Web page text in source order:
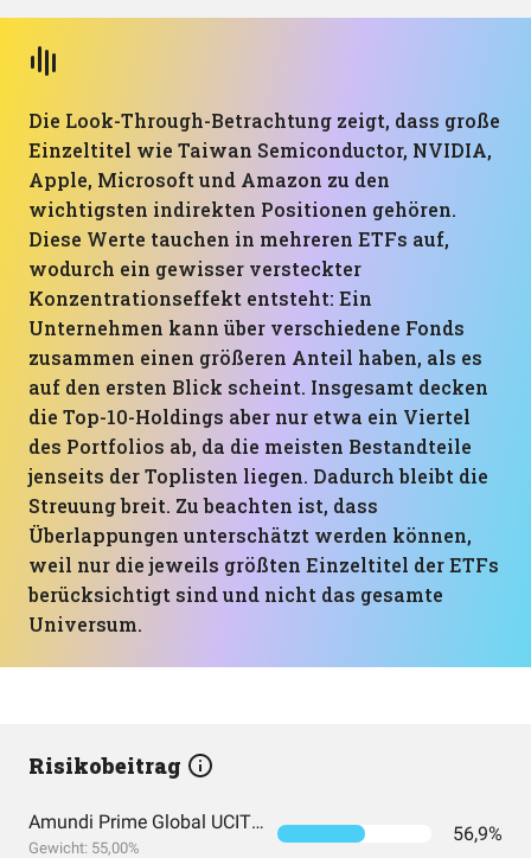
Die Look-Through-Betrachtung zeigt, dass große
Einzeltitel wie Taiwan Semiconductor, NVIDIA,
Apple, Microsoft und Amazon zu den
wichtigsten indirekten Positionen gehören.
Diese Werte tauchen in mehreren ETFs auf,
wodurch ein gewisser versteckter
Konzentrationseffekt entsteht: Ein
Unternehmen kann über verschiedene Fonds
zusammen einen größeren Anteil haben, als es
auf den ersten Blick scheint. Insgesamt decken
die Top-10-Holdings aber nur etwa ein Viertel
des Portfolios ab, da die meisten Bestandteile
jenseits der Toplisten liegen. Dadurch bleibt die
Streuung breit. Zu beachten ist, dass
Überlappungen unterschätzt werden können,
weil nur die jeweils größten Einzeltitel der ETFs
berücksichtigt sind und nicht das gesamte
Universum.
Risikobeitrag
Amundi Prime Global UCITS ETF Acc EUR
Gewicht: 55,00%
56,9%